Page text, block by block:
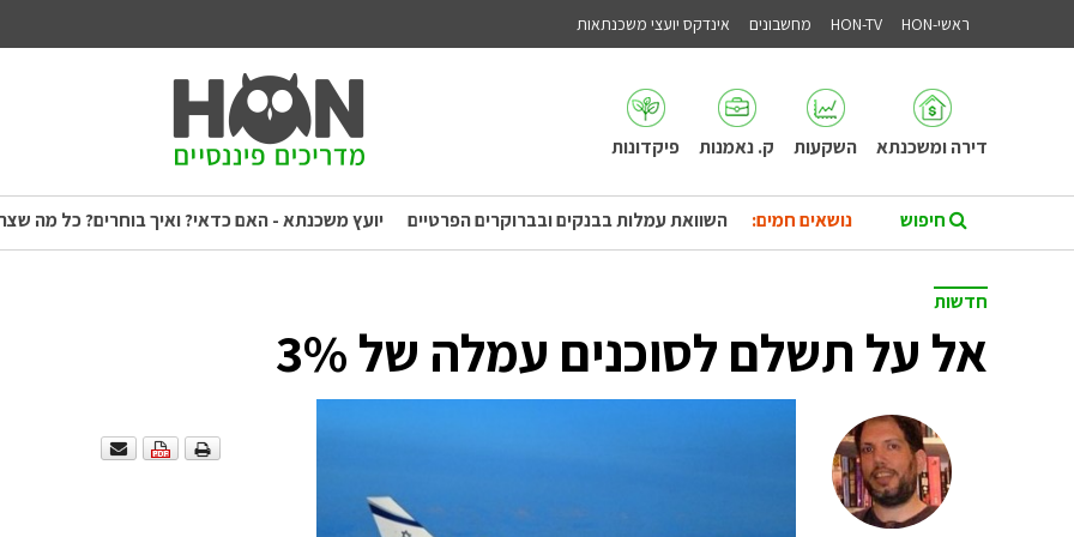
ראשי-HON HON-TV מחשבונים אינדקס יועצי משכנתאות
דירה ומשכנתא השקעות ק. נאמנות פיקדונות
נושאים חמים: השוואת עמלות בבנקים ובברוקרים הפרטיים יועץ משכנתא - האם כדאי? ואיך בוחרים? כל מה
חדשות
אל על תשלם לסוכנים עמלה של 3%